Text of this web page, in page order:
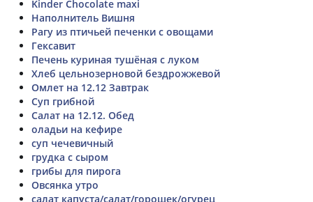
Kinder Chocolate maxi
Наполнитель Вишня
Рагу из птичьей печенки с овощами
Гексавит
Печень куриная тушёная с луком
Хлеб цельнозерновой бездрожжевой
Омлет на 12.12 Завтрак
Суп грибной
Салат на 12.12. Обед
оладьи на кефире
суп чечевичный
грудка с сыром
грибы для пирога
Овсянка утро
салат капуста/салат/горошек/огурец